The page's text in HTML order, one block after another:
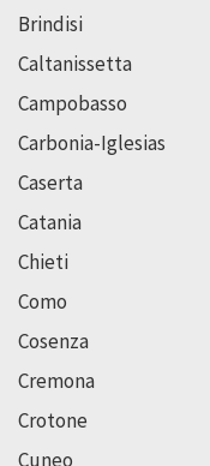
Brindisi
Caltanissetta
Campobasso
Carbonia-Iglesias
Caserta
Catania
Chieti
Como
Cosenza
Cremona
Crotone
Cuneo